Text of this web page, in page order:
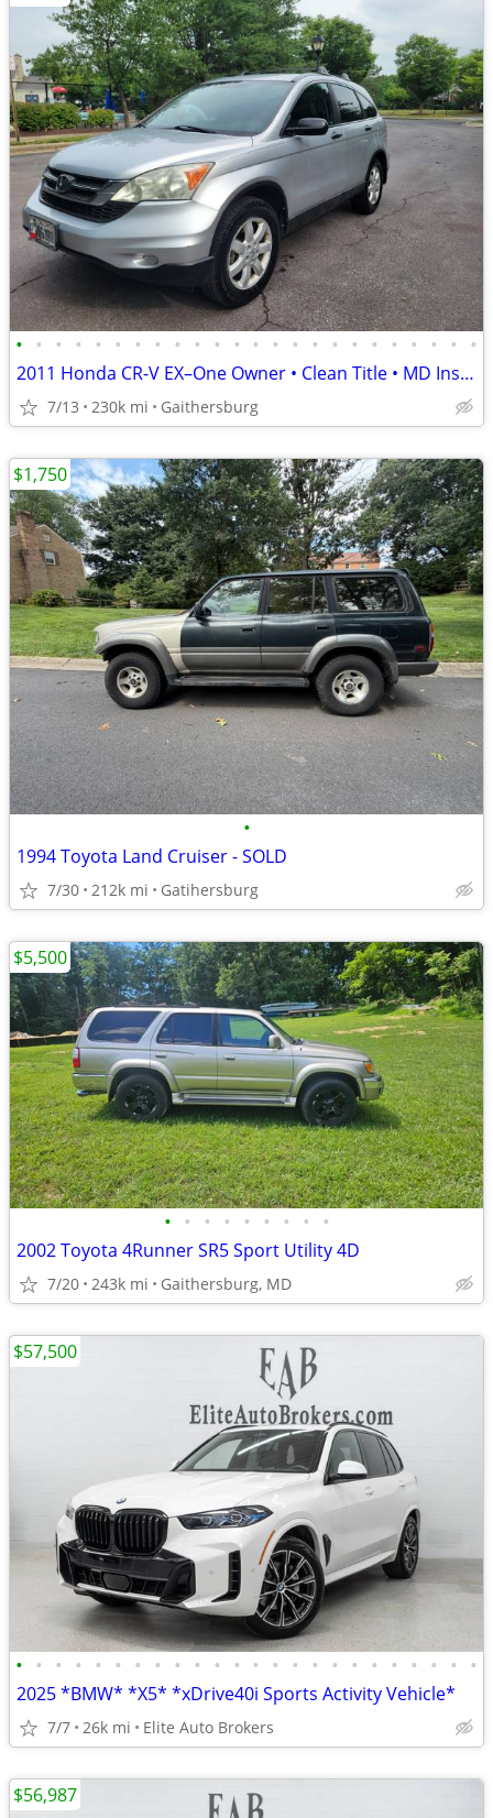
• • • • • • • • • • • • • • • • • • • • • • • •
2011 Honda CR-V EX–One Owner • Clean Title • MD Inspected•Runs Great!
7/13 230k mi Gaithersburg
•
1994 Toyota Land Cruiser - SOLD
7/30 212k mi Gatihersburg
$1,750
• • • • • • • • •
2002 Toyota 4Runner SR5 Sport Utility 4D
7/20 243k mi Gaithersburg, MD
$5,500
• • • • • • • • • • • • • • • • • • • • • • • •
2025 *BMW* *X5* *xDrive40i Sports Activity Vehicle*
7/7 26k mi Elite Auto Brokers
$57,500
$56,987